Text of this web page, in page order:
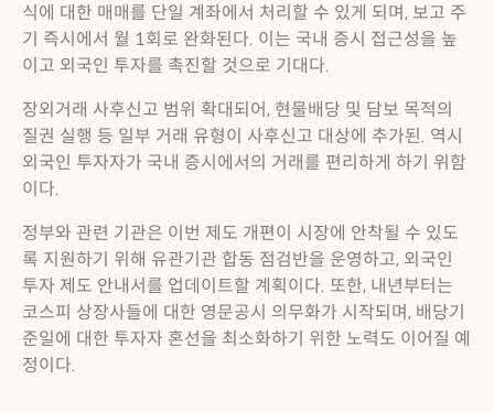
식에 대한 매매를 단일 계좌에서 처리할 수 있게 되며, 보고 주
기 즉시에서 월 1회로 완화된다. 이는 국내 증시 접근성을 높
이고 외국인 투자를 촉진할 것으로 기대다.
장외거래 사후신고 범위 확대되어, 현물배당 및 담보 목적의
질권 실행 등 일부 거래 유형이 사후신고 대상에 추가된. 역시
외국인 투자자가 국내 증시에서의 거래를 편리하게 하기 위함
이다.
정부와 관련 기관은 이번 제도 개편이 시장에 안착될 수 있도
록 지원하기 위해 유관기관 합동 점검반을 운영하고, 외국인
투자 제도 안내서를 업데이트할 계획이다. 또한, 내년부터는
코스피 상장사들에 대한 영문공시 의무화가 시작되며, 배당기
준일에 대한 투자자 혼선을 최소화하기 위한 노력도 이어질 예
정이다.